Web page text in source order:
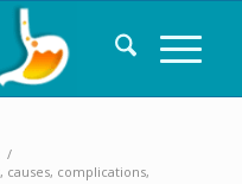
/
complications,